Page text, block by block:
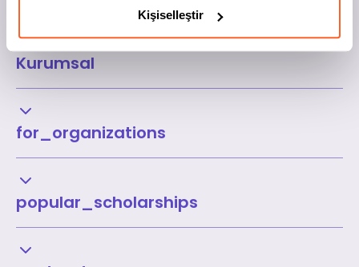
Kişiselleştir
Kurumsal
for_organizations
popular_scholarships